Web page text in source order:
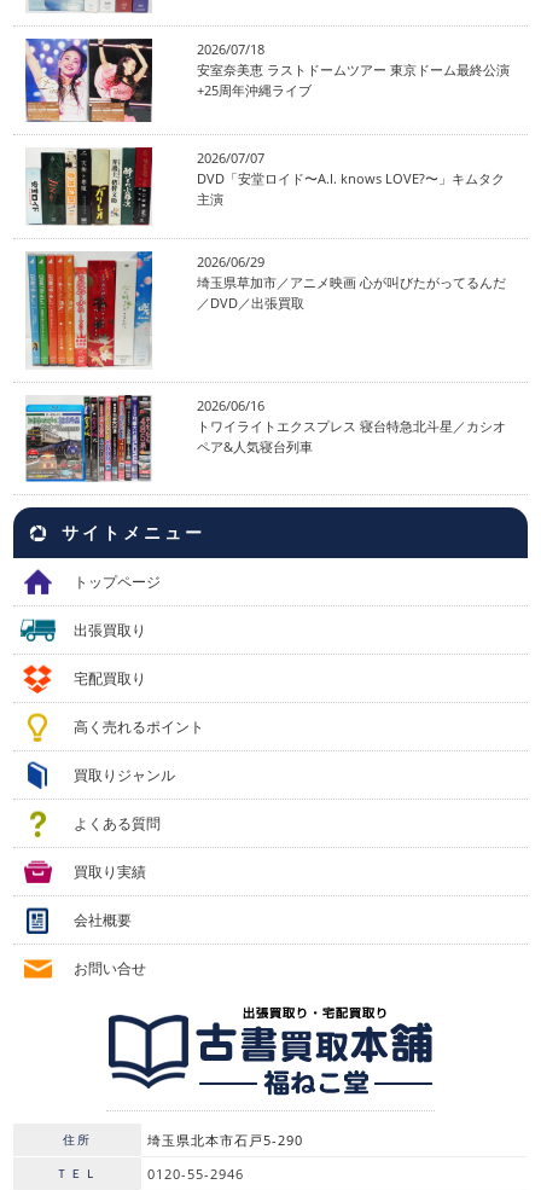
2026/07/18
安室奈美恵 ラストドームツアー 東京ドーム最終公演
+25周年沖縄ライブ
2026/07/07
DVD「安堂ロイド〜A.I. knows LOVE?〜」キムタク
主演
2026/06/29
埼玉県草加市／アニメ映画 心が叫びたがってるんだ
／DVD／出張買取
2026/06/16
トワイライトエクスプレス 寝台特急北斗星／カシオ
ペア&人気寝台列車
サイトメニュー
トップページ
出張買取り
宅配買取り
高く売れるポイント
買取りジャンル
よくある質問
買取り実績
会社概要
お問い合せ
住所 埼玉県北本市石戸5-290
ＴＥＬ 0120-55-2946